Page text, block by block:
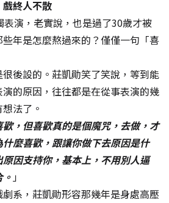
終人不散
演，老實說，也是過了30歲才被
年是怎麼熬過來的？僅僅一句「喜
後設的。莊凱勛笑了笑說，等到能
的原因，往往都是在從事表演的幾
法了。
，但喜歡真的是個魔咒，去做，才
麼喜歡，跟讓你做下去原因是什
因支持你，基本上，不用別人逼
」
系，莊凱勛形容那幾年是身處高壓